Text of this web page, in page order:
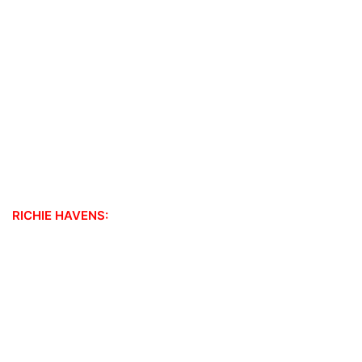
RICHIE HAVENS: